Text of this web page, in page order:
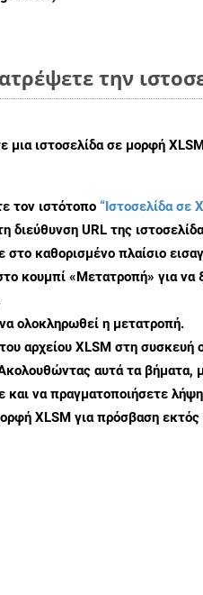
την
μια ιστοσελίδα σε μορφή
τον ιστότοπο “Ιστοσελίδα σε
διεύθυνση URL της
στο καθορισμένο πλαίσιο
κουμπί «Μετατροπή» για να
ολοκληρωθεί η μετατροπή.
αρχείου XLSM στη συσκευή
αυτά τα βήματα,
και να πραγματοποιήσετε
XLSM για πρόσβαση